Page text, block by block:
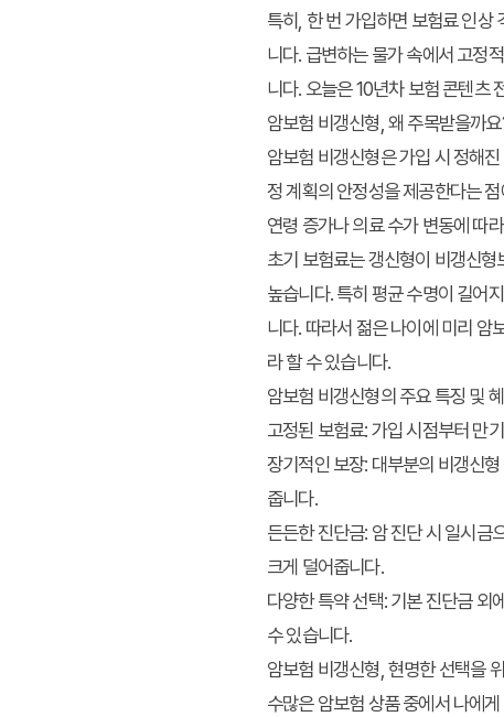
특히, 한 번 가입하면 보험료 인상
니다. 급변하는 물가 속에서 고정
니다. 오늘은 10년차 보험 콘텐츠
암보험 비갱신형, 왜 주목받을까
암보험 비갱신형은 가입 시 정해
정 계획의 안정성을 제공한다는
연령 증가나 의료 수가 변동에 따
초기 보험료는 갱신형이 비갱신
높습니다. 특히 평균 수명이 길어
니다. 따라서 젊은 나이에 미리 암
라 할 수 있습니다.
암보험 비갱신형의 주요 특징 및
고정된 보험료:가입 시점부터 만
장기적인 보장: 대부분의 비갱신
줍니다.
든든한 진단금: 암 진단 시 일시금
크게 덜어줍니다.
다양한 특약 선택:기본 진단금 외
수 있습니다.
암보험 비갱신형, 현명한 선택을
수많은 암보험 상품 중에서 나에